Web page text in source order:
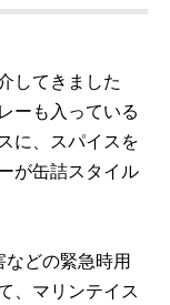
してきました
ーも入っている
に、スパイスを
が缶詰スタイル
どの緊急時用
、マリンテイス